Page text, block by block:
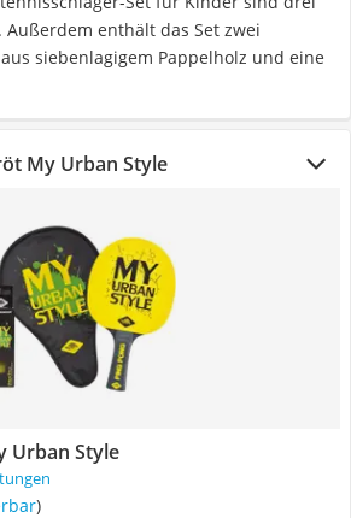
enthält das Set zwei
siebenlagigem Pappelholz und eine
My Urban Style
Urban Style
)